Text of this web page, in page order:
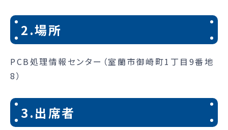
2.場所
PCB処理情報センター（室蘭市御崎町1丁目9番地
8）
3.出席者